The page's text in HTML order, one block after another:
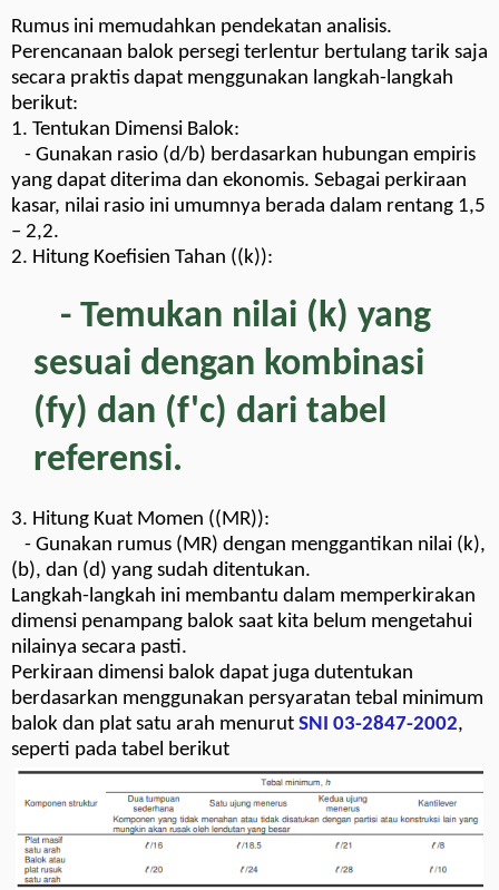
Rumus ini memudahkan pendekatan analisis.
Perencanaan balok persegi terlentur bertulang tarik saja
secara praktis dapat menggunakan langkah-langkah
berikut:
1. Tentukan Dimensi Balok:
- Gunakan rasio (d/b) berdasarkan hubungan empiris
yang dapat diterima dan ekonomis. Sebagai perkiraan
kasar, nilai rasio ini umumnya berada dalam rentang 1,5
– 2,2.
2. Hitung Koefisien Tahan ((k)):
- Temukan nilai (k) yang
sesuai dengan kombinasi
(fy) dan (f'c) dari tabel
referensi.
3. Hitung Kuat Momen ((MR)):
- Gunakan rumus (MR) dengan menggantikan nilai (k),
(b), dan (d) yang sudah ditentukan.
Langkah-langkah ini membantu dalam memperkirakan
dimensi penampang balok saat kita belum mengetahui
nilainya secara pasti.
Perkiraan dimensi balok dapat juga dutentukan
berdasarkan menggunakan persyaratan tebal minimum
balok dan plat satu arah menurut SNI 03-2847-2002,
seperti pada tabel berikut